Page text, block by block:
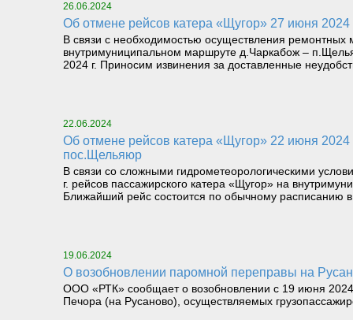
26.06.2024
Об отмене рейсов катера «Щугор» 27 июня
В связи с необходимостью осуществления
внутримуниципальном маршруте д.Чаркабож –
2024 г. Приносим извинения за доставленные
22.06.2024
Об отмене рейсов катера «Щугор» 22 июня 2024 г. и возобновлении рейсов 24 июня 2024 г. с 6 часов 00 минут по маршруту д.Чаркабож –
пос.Щельяюр
В связи со сложными гидрометеорологическими
г. рейсов пассажирского катера «Щугор» на
Ближайший рейс состоится по обычному расписанию
19.06.2024
О возобновлении паромной переправы на
ООО «РТК» сообщает о возобновлении с 19 июня
Печора (на Русаново), осуществляемых